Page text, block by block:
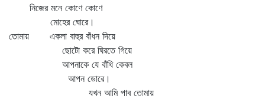
নিজের মনে কোণে কোণে
মোহের ঘোরে।
তোমায় একলা বাহুর বাঁধন দিয়ে
ছোটো করে ঘিরতে গিয়ে
আপনাকে যে বাঁধি কেবল
আপন ডোরে।
যখন আমি পাব তোমায়